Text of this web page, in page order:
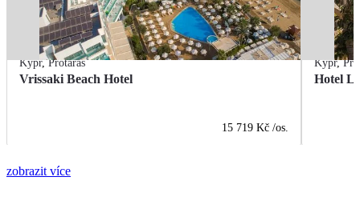
Kypr,Protaras
Vrissaki Beach Hotel
15 719 Kč /os.
Kypr,
Hotel
zobrazit více